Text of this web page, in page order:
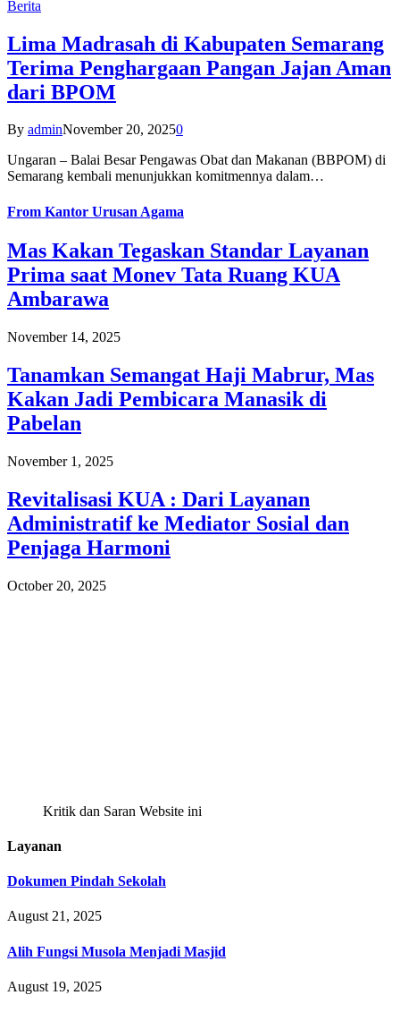
Berita
Lima Madrasah di Kabupaten Semarang
Terima Penghargaan Pangan Jajan Aman
dari BPOM
By adminNovember 20, 20250
Ungaran – Balai Besar Pengawas Obat dan Makanan (BBPOM) di
Semarang kembali menunjukkan komitmennya dalam…
From Kantor Urusan Agama
Mas Kakan Tegaskan Standar Layanan
Prima saat Monev Tata Ruang KUA
Ambarawa
November 14, 2025
Tanamkan Semangat Haji Mabrur, Mas
Kakan Jadi Pembicara Manasik di
Pabelan
November 1, 2025
Revitalisasi KUA : Dari Layanan
Administratif ke Mediator Sosial dan
Penjaga Harmoni
October 20, 2025
Kritik dan Saran Website ini
Layanan
Dokumen Pindah Sekolah
August 21, 2025
Alih Fungsi Musola Menjadi Masjid
August 19, 2025